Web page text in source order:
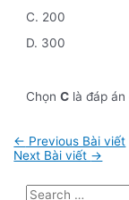
C. 200
D. 300
ChọnC là đáp án
Điều
hướng
viết
← Previous Bài viết
Next Bài viết →
S